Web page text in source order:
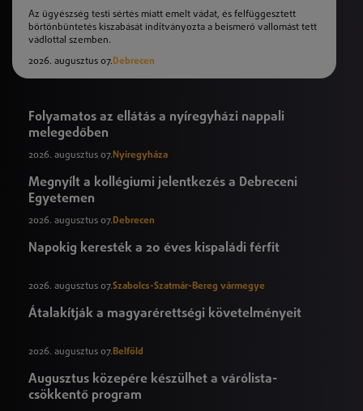
Az ügyészség testi sértés miatt emelt vádat, és felfüggesztett
börtönbüntetés kiszabását indítványozta a beismerő vallomást tett
vádlottal szemben.
2026. augusztus 07.Debrecen
Folyamatos az ellátás a nyíregyházi nappali
melegedőben
2026. augusztus 07. Nyíregyháza
Megnyílt a kollégiumi jelentkezés a Debreceni
Egyetemen
2026. augusztus 07.Debrecen
Napokig keresték a 20 éves kispaládi férfit
2026. augusztus 07.Szabolcs-Szatmár-Bereg vármegye
Átalakítják a magyarérettségi követelményeit
2026. augusztus 07.Belföld
Augusztus közepére készülhet a várólista-
csökkentő program